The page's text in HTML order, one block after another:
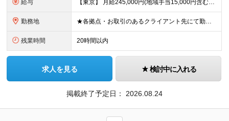
給与 【東京】 月給245,000円(地域手当15,000円含む)+通信手当(5,000円)+諸手当(該当した場合) 【その他の地域】 月給230,000円+通信手当(5,000円)+諸手当(該当した場合)
勤務地 ★各拠点・お取引のあるクライアント先にて勤務いただきます。 ★家賃補助あり※会社都合の引越しが発生した場合 ■拠点 名古屋本社／愛知県名古屋市中区上前津2-14-15 第一住建上前津ビル 6F 東京
残業時間 20時間以内
求人を見る 検討中に入れる
掲載終了予定日： 2026.08.24